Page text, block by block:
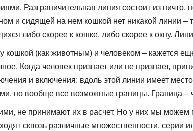
Разграничительная линия состоит из
и сидящей на нем кошкой нет никакой линии –
либо скорее к кошке, либо скорее к окну.
кошкой (как животным) и человеком – кажется
Когда человек признает или не признает,
и включения: вдоль этой линии имеет
но вообще все возможные границы. Граница –
не принимают их в расчет. Но у них мы можем
сквозь различные множественности,